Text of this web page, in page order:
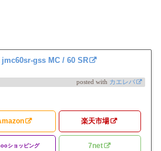
gss MC / 60 SR
posted with カエレバ
楽天市場
ショッピング 7net